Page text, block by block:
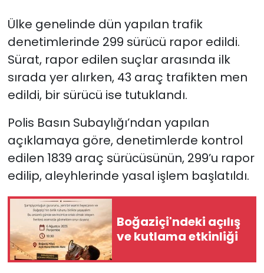
Ülke genelinde dün yapılan trafik
denetimlerinde 299 sürücü rapor edildi.
Sürat, rapor edilen suçlar arasında ilk
sırada yer alırken, 43 araç trafikten men
edildi, bir sürücü ise tutuklandı.
Polis Basın Subaylığı’ndan yapılan
açıklamaya göre, denetimlerde kontrol
edilen 1839 araç sürücüsünün, 299’u rapor
edilip, aleyhlerinde yasal işlem başlatıldı.
Boğaziçi'ndeki açılış
ve kutlama etkinliği
SAĞLIK
Spor
Teknoloji
TÜRKiYE
Video Galeri
YAŞAM
Yazarlar